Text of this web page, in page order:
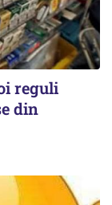
reguli
din